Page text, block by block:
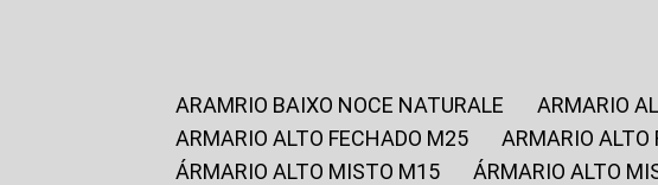
ARAMRIO BAIXO NOCE NATURALE
ARMARIO
ARMARIO ALTO FECHADO M25
ARMARIO
ÁRMARIO ALTO MISTO M15
ÁRMARIO ALTO